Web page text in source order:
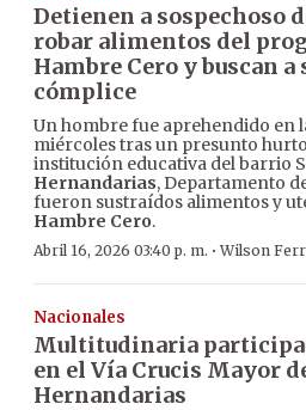
Detienen a sospechoso
robar alimentos del
Hambre Cero y buscan a
cómplice
Un hombre fue aprehendido en
miércoles tras un presunto
institución educativa del barrio
Hernandarias, Departamento
fueron sustraídos alimentos y
Hambre Cero.
Abril 16, 2026 03:40 p. m. ·Wilson
Nacionales
Multitudinaria
en el Vía Crucis Mayor
Hernandarias